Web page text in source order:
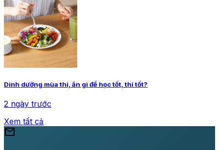
Dinh dưỡng mùa thi, ăn gì để học tốt, thi tốt?
2 ngày trước
Xem tất cả
mail